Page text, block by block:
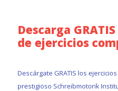
Descarga
de ejercicios
Descárgate GRATIS los
prestigioso Schreibmotorik